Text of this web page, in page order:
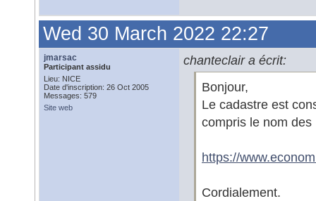
Wed 30 March 2022 22:27
jmarsac
Participant assidu
Lieu: NICE
Date d'inscription: 26 Oct 2005
Messages: 579
Site web
chanteclair a écrit:
Bonjour,
Le cadastre est
compris le nom des
https://
Cordialement.